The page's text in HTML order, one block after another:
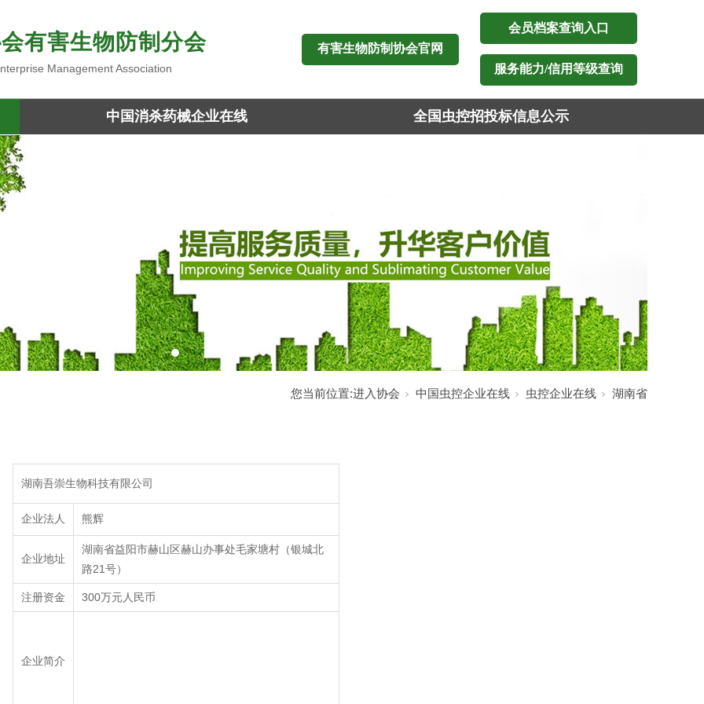
有害生物防制分会 有害生物防制协会官网
Management Association 服务能力/信用等级查询
会员档案查询入口
中国消杀药械企业在线 全国虫控招投标信息公示
您当前位置:进入协会 中国虫控企业在线 虫控企业在线 湖南省
湖南吾崇生物科技有限公司
企业法人 熊辉
企业地址
湖南省益阳市赫山区赫山办事处毛家塘村（银城北
路21号）
注册资金 300万元人民币
企业简介